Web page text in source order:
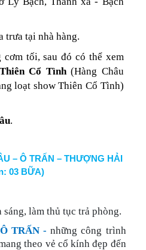
trưa tại nhà hàng.
cơm tối, sau đó có thể xem
Cổ Tình(Hàng Châu
loạt show Thiên Cổ Tình)
.
– Ô TRẤN – THƯỢNG HẢI
03 BỮA)
làm thủ tục trả phòng.
Ô TRẤN - những công trình
theo vẻ cổ kính đẹp đến